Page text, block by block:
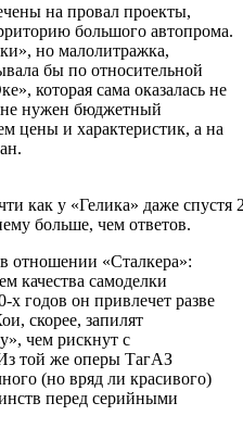
на провал проекты,
большого автопрома.
но малолитражка,
бы по относительной
которая сама оказалась не
нужен бюджетный
цены и характеристик, а на
как у «Гелика» даже спустя
больше, чем ответов.
отношении «Сталкера»:
качества самоделки
годов он привлечет разве
скорее, запилят
чем рискнут с
той же оперы ТагАЗ
(но вряд ли красивого)
перед серийными